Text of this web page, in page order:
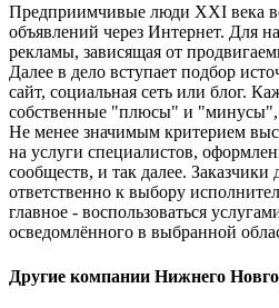
Предприимчивые люди XXI века
объявлений через Интернет. Для
рекламы, зависящая от
Далее в дело вступает подбор
сайт, социальная сеть или блог.
собственные "плюсы" и "минусы",
Не менее значимым критерием
на услуги специалистов,
сообществ, и так далее.
ответственно к выбору
главное - воспользоваться
осведомлённого в выбранной
Другие компании Нижнего